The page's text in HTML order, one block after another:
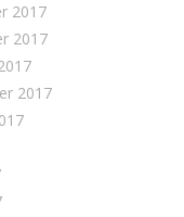
2017
2017
2017